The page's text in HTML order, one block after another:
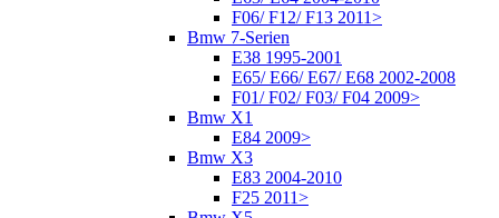
F06/ F12/ F13 2011>
Bmw 7-Serien
E38 1995-2001
E65/ E66/ E67/ E68 2002-2008
F01/ F02/ F03/ F04 2009>
Bmw X1
E84 2009>
Bmw X3
E83 2004-2010
F25 2011>